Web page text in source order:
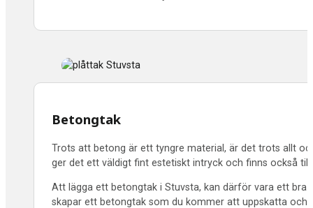
Betongtak
Trots att betong är ett tyngre material, är det trots allt
ger det ett väldigt fint estetiskt intryck och finns också
Att lägga ett betongtak i Stuvsta, kan därför vara ett
skapar ett betongtak som du kommer att uppskatta och